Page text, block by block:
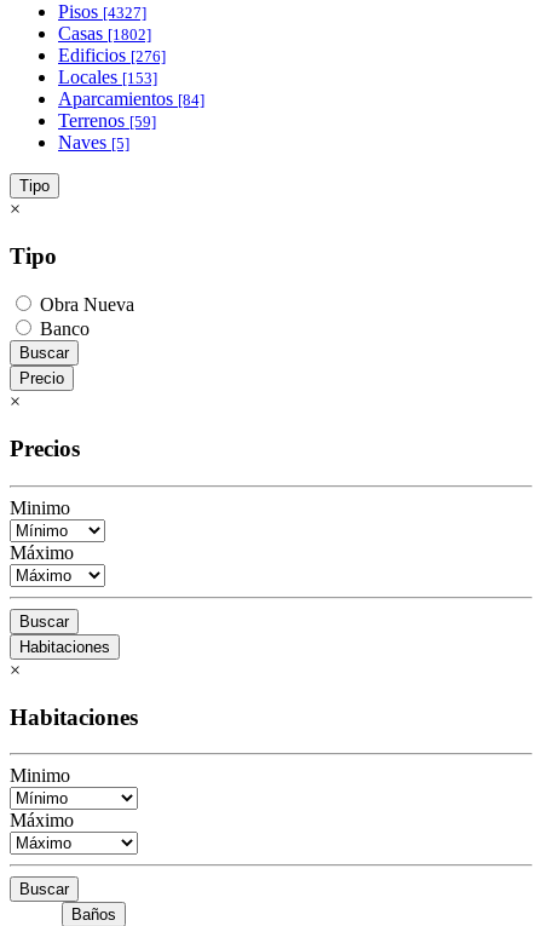
Pisos [4327]
Casas [1802]
Edificios [276]
Locales [153]
Aparcamientos [84]
Terrenos [59]
Naves [5]
Tipo
×
Tipo
Obra Nueva
Banco
Buscar
Precio
×
Precios
Minimo
Máximo
Buscar
Habitaciones
×
Habitaciones
Minimo
Máximo
Buscar
Baños